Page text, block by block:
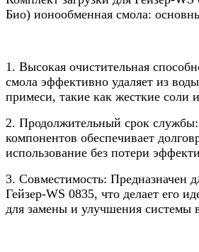
Био) ионообменная смола:
1. Высокая очистительная
смола эффективно удаляет из
примеси, такие как жесткие соли
2. Продолжительный срок службы:
компонентов обеспечивает
использование без потери
3. Совместимость: Предназначен
Гейзер-WS 0835, что делает его
для замены и улучшения системы